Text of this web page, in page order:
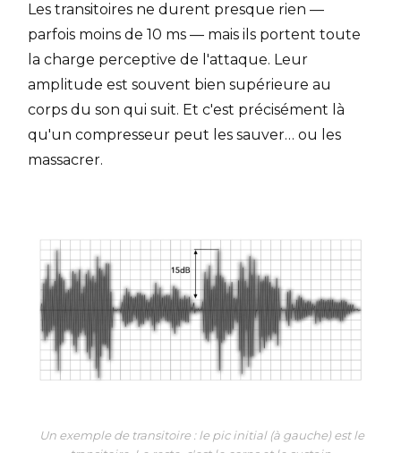
Les transitoires ne durent presque rien —
parfois moins de 10 ms — mais ils portent toute
la charge perceptive de l'attaque. Leur
amplitude est souvent bien supérieure au
corps du son qui suit. Et c'est précisément là
qu'un compresseur peut les sauver… ou les
massacrer.
Un exemple de transitoire : le pic initial (à gauche) est le